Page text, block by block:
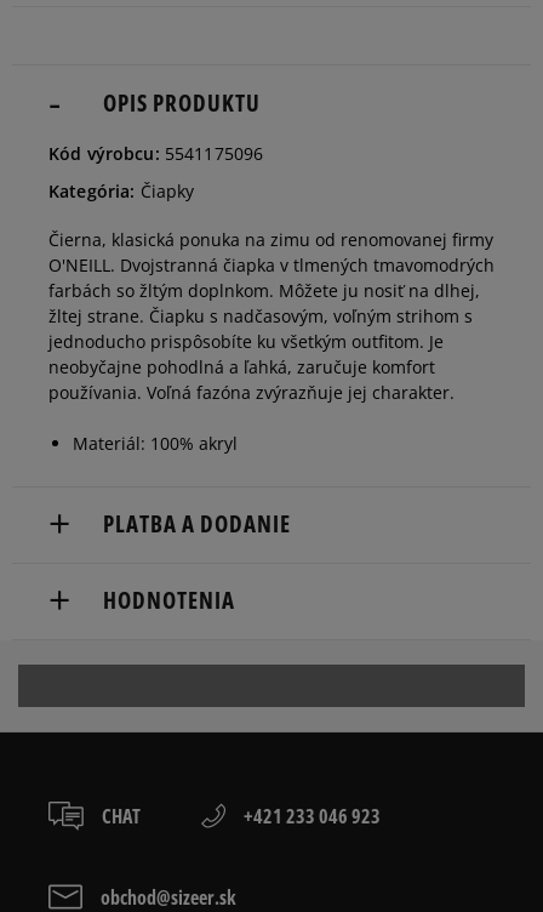
OPIS PRODUKTU
Kód výrobcu: 5541175096
Kategória: Čiapky
Čierna, klasická ponuka na zimu od renomovanej firmy
O'NEILL. Dvojstranná čiapka v tlmených tmavomodrých
farbách so žltým doplnkom. Môžete ju nosiť na dlhej,
žltej strane. Čiapku s nadčasovým, voľným strihom s
jednoducho prispôsobíte ku všetkým outfitom. Je
neobyčajne pohodlná a ľahká, zaručuje komfort
používania. Voľná fazóna zvýrazňuje jej charakter.
Materiál: 100% akryl
PLATBA A DODANIE
Dostupné spôsoby doručenia:
kuriér,
packeta (zásielkovňa - kamenná pobočka, výdejné
osobné prevzatie v predajni.
Dostupné spôsoby platby:
kartou,
HODNOTENIA
CHAT +421 233 046 923
obchod@sizeer.sk